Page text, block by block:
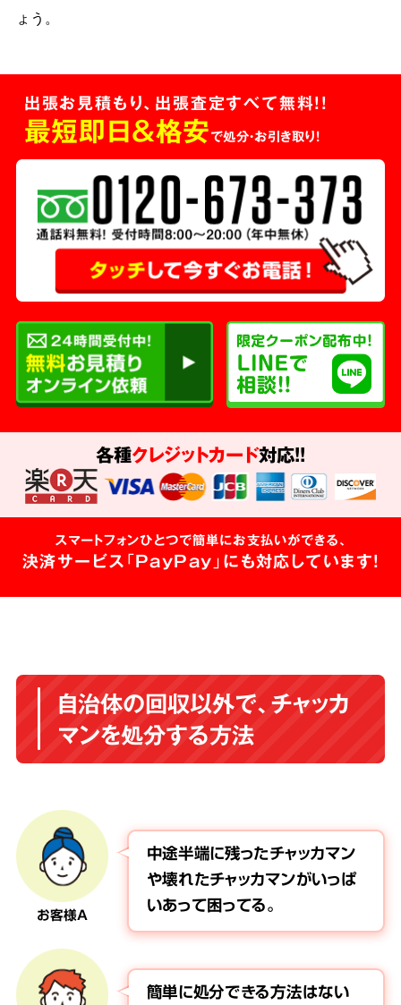
ょう。
出張お見積もり、出張査定すべて無料!!
最短即日＆格安で処分・お引き取り！
各種クレジットカード対応!!
スマートフォンひとつで簡単にお支払いができる、
決済サービス「PayPay」にも対応しています!
自治体の回収以外で、チャッカ
マンを処分する方法
お客様A
中途半端に残ったチャッカマン
や壊れたチャッカマンがいっぱ
いあって困ってる。
簡単に処分できる方法はない